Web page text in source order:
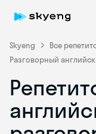
Skyeng Все
Разговорный